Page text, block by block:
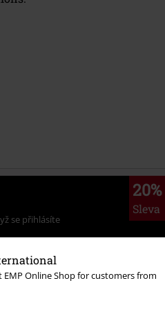
EMP Online Shop for customers from
20%
Sleva
se přihlásíte